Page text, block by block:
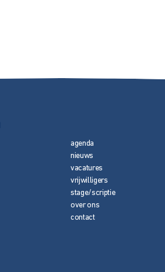
agenda
nieuws
vacatures
vrijwilligers
stage/scriptie
over ons
contact